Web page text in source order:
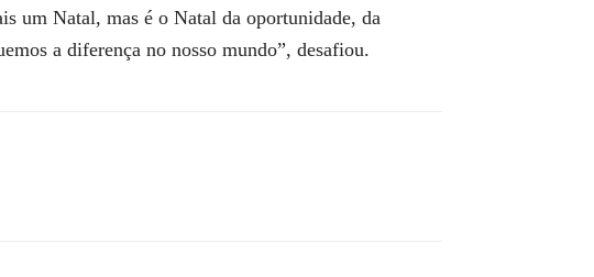
um Natal, mas é o Natal da oportunidade, da
a diferença no nosso mundo”, desafiou.